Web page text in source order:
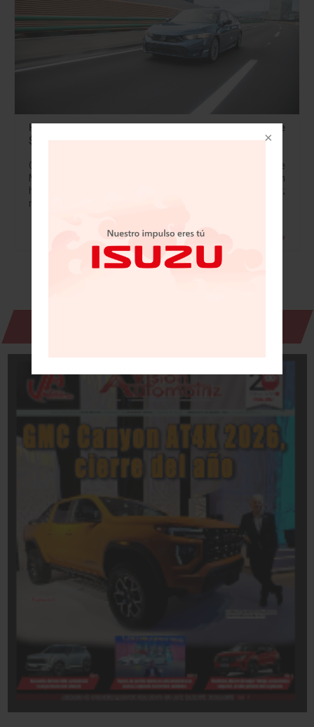
Honda Civic Híbrido 2025 llega a México desde
$580,900 pesos
Con un precio de entrada de $580,900 pesos, Honda de
México arrancó la venta del Honda Civic 2025 en versión
híbrida, la cual muestra un rediseño exterior, interior;
mayor equipamiento;…
Leer más »